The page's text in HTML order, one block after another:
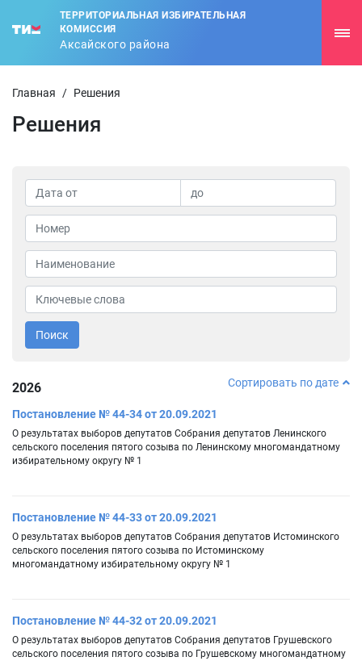
ТЕРРИТОРИАЛЬНАЯ ИЗБИРАТЕЛЬНАЯ
КОМИССИЯ
Аксайского района
Главная / Решения
Решения
Поиск
2026 Сортировать по дате
Постановление № 44-34 от 20.09.2021
О результатах выборов депутатов Собрания депутатов Ленинского
сельского поселения пятого созыва по Ленинскому многомандатному
избирательному округу № 1
Постановление № 44-33 от 20.09.2021
О результатах выборов депутатов Собрания депутатов Истоминского
сельского поселения пятого созыва по Истоминскому
многомандатному избирательному округу № 1
Постановление № 44-32 от 20.09.2021
О результатах выборов депутатов Собрания депутатов Грушевского
сельского поселения пятого созыва по Грушевскому многомандатному